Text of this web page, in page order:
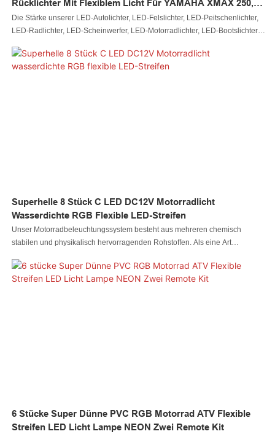
Rücklichter Mit Flexiblem Licht Für YAMAHA XMAX 250,
LED-Motorrad-Rücklicht
Die Stärke unserer LED-Autolichter, LED-Felslichter, LED-Peitschenlichter,
LED-Radlichter, LED-Scheinwerfer, LED-Motorradlichter, LED-Bootslichter,
Umsatz zu steigern und unsere Popularität auf dem Markt zu erhöhen. Wir
entwickeln universelle flexible LED-Motorrad-Blinker-Rücklichter für
Superhelle 8 Stück C LED DC12V Motorradlicht
Wasserdichte RGB Flexible LED-Streifen
Unser Motorradbeleuchtungssystem besteht aus mehreren chemisch
stabilen und physikalisch hervorragenden Rohstoffen. Als eine Art
Motorradlicht-wasserdichter flexibler RGB-LED-Streifen hat er eine Vielzahl
von Verwendungsmöglichkeiten in vielen Bereichen
6 Stücke Super Dünne PVC RGB Motorrad ATV Flexible
Streifen LED Licht Lampe NEON Zwei Remote Kit